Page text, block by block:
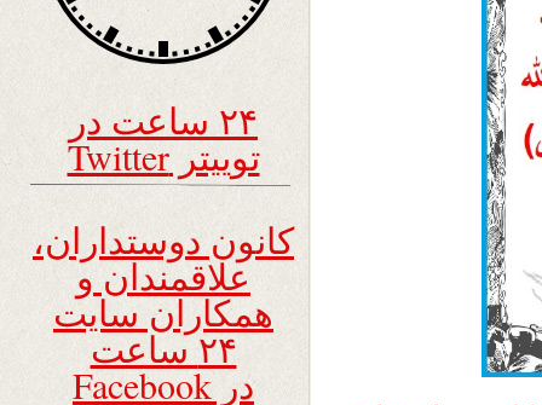
۲۴ ساعت در
توییتر Twitter
کانون دوستداران،
علاقمندان و
همکاران سایت
۲۴ ساعت
در Facebook